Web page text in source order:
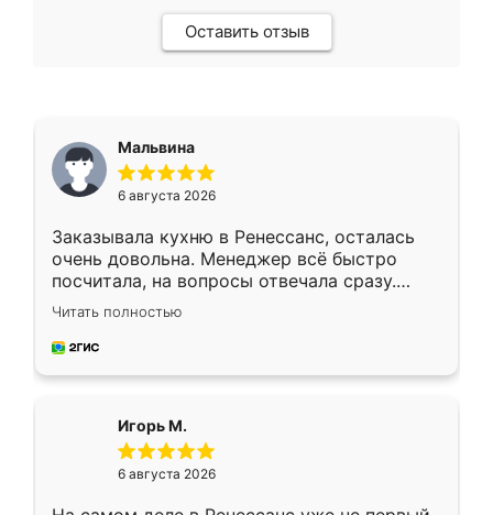
Оставить отзыв
Мальвина
6 августа 2026
Заказывала кухню в Ренессанс, осталась
очень довольна. Менеджер всё быстро
посчитала, на вопросы отвечала сразу.
Замерщик приехал в субботу, подошёл к
делу со всей ответственностью. Собрали
за день, ребята работали аккуратно, даже
Читать полностью
Игорь М.
6 августа 2026